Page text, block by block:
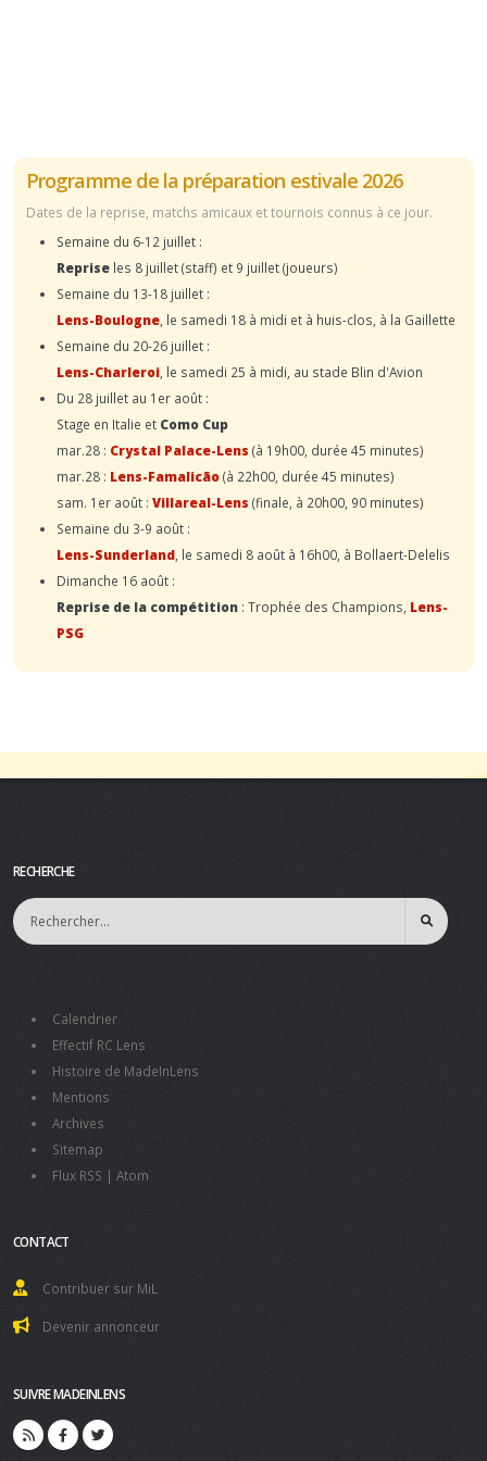
Programme de la préparation estivale 2026
Dates de la reprise, matchs amicaux et tournois connus à ce jour.
Semaine du 6-12 juillet :
Reprise les 8 juillet (staff) et 9 juillet (joueurs)
Semaine du 13-18 juillet :
Lens-Boulogne , le samedi 18 à midi et à huis-clos, à la Gaillette
Semaine du 20-26 juillet :
Lens-Charleroi , le samedi 25 à midi, au stade Blin d'Avion
Du 28 juillet au 1er août :
Stage en Italie et Como Cup
mar.28 : Crystal Palace-Lens (à 19h00, durée 45 minutes)
mar.28 : Lens-Famalicão(à 22h00, durée 45 minutes)
sam. 1er août : Villareal-Lens (finale, à 20h00, 90 minutes)
Semaine du 3-9 août :
Lens-Sunderland , le samedi 8 août à 16h00, à Bollaert-Delelis
Dimanche 16 août :
Reprise de la compétition : Trophée des Champions, Lens-
PSG
RECHERCHE
Calendrier
Effectif RC Lens
Histoire de MadeInLens
Mentions
Archives
Sitemap
Flux RSS | Atom
CONTACT
Contribuer sur MiL
Devenir annonceur
SUIVRE MADEINLENS